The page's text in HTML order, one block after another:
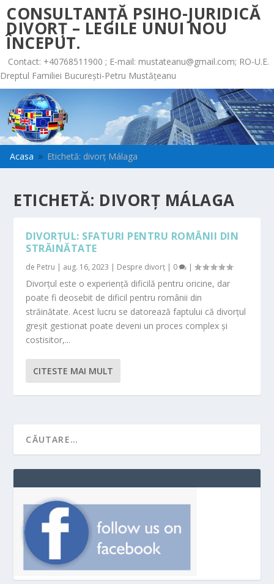
CONSULTANȚĂ PSIHO-JURIDICĂ
DIVORȚ – LEGILE UNUI NOU
ÎNCEPUT.
Contact: +40768511900 ; E-mail: mustateanu@gmail.com; RO-U.E.
Dreptul Familiei București-Petru Mustățeanu
Acasa 9 Etichetă: divorț Málaga
ETICHETĂ: DIVORȚ MÁLAGA
DIVORȚUL: SFATURI PENTRU ROMÂNII DIN
STRĂINĂTATE
de Petru | aug. 16, 2023 | Despre divorț | 0 |
Divorțul este o experiență dificilă pentru oricine, dar
poate fi deosebit de dificil pentru românii din
străinătate. Acest lucru se datorează faptului că divorțul
greșit gestionat poate deveni un proces complex și
costisitor,...
CITESTE MAI MULT